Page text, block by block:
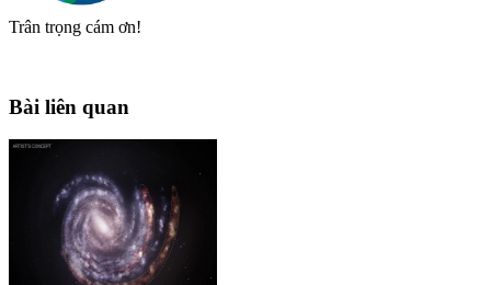
Trân trọng cám ơn!
Bài liên quan